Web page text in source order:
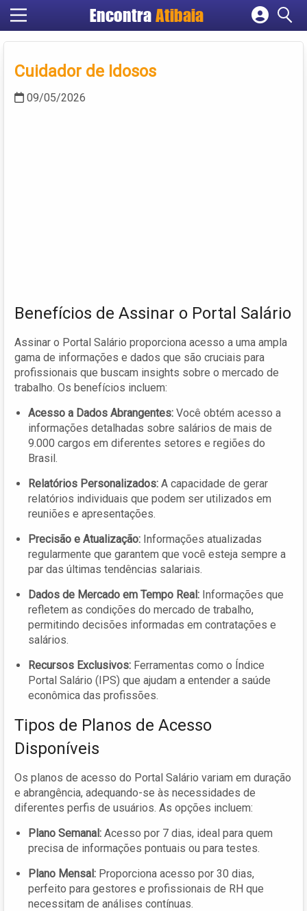
Encontra Atibaia
Cadastrar empresa
Criar conta
Cuidador de Idosos
09/05/2026
Benefícios de Assinar o Portal Salário
Assinar o Portal Salário proporciona acesso a uma ampla
gama de informações e dados que são cruciais para
profissionais que buscam insights sobre o mercado de
trabalho. Os benefícios incluem:
Acesso a Dados Abrangentes: Você obtém acesso a
informações detalhadas sobre salários de mais de
9.000 cargos em diferentes setores e regiões do
Brasil.
Relatórios Personalizados: A capacidade de gerar
relatórios individuais que podem ser utilizados em
reuniões e apresentações.
Precisão e Atualização: Informações atualizadas
regularmente que garantem que você esteja sempre a
par das últimas tendências salariais.
Dados de Mercado em Tempo Real: Informações que
refletem as condições do mercado de trabalho,
permitindo decisões informadas em contratações e
salários.
Recursos Exclusivos: Ferramentas como o Índice
Portal Salário (IPS) que ajudam a entender a saúde
econômica das profissões.
Tipos de Planos de Acesso
Disponíveis
Os planos de acesso do Portal Salário variam em duração
e abrangência, adequando-se às necessidades de
diferentes perfis de usuários. As opções incluem:
Plano Semanal: Acesso por 7 dias, ideal para quem
precisa de informações pontuais ou para testes.
Plano Mensal: Proporciona acesso por 30 dias,
perfeito para gestores e profissionais de RH que
necessitam de análises contínuas.